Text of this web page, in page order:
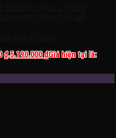
₫.5.190.000₫Giá hiện tại là: